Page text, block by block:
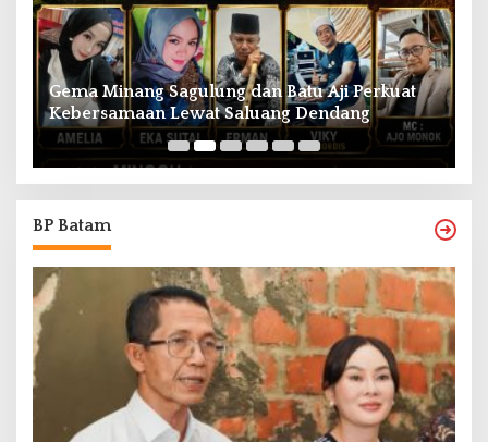
Gema Minang Sagulung dan Batu Aji Perkuat
Kebersamaan Lewat Saluang Dendang
BP Batam